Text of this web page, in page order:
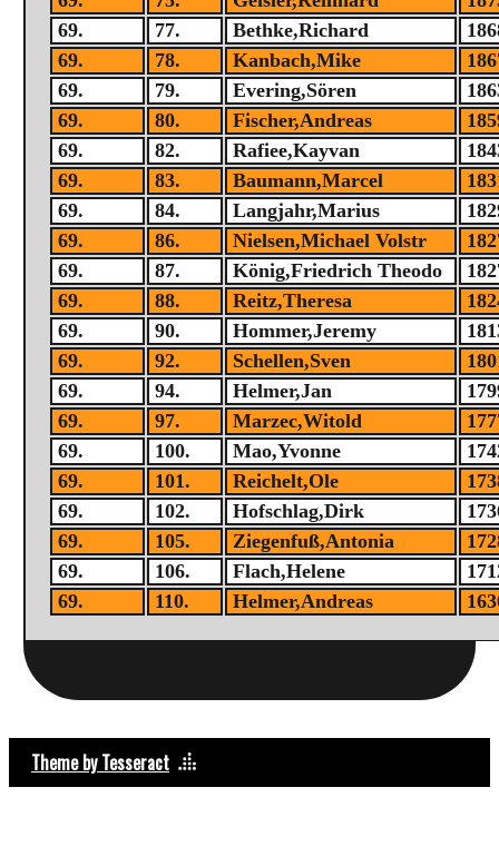
69.
77. Bethke,Richard
69.
78. Kanbach,Mike
69.
79. Evering,Sören
69.
80. Fischer,Andreas
69.
82. Rafiee,Kayvan
69.
83. Baumann,Marcel
69.
84. Langjahr,Marius
69.
86. Nielsen,Michael Volstr
69.
87. König,Friedrich Theodo
69.
88. Reitz,Theresa
69.
90. Hommer,Jeremy
69.
92. Schellen,Sven
69.
94. Helmer,Jan
69.
97. Marzec,Witold
69.
100. Mao,Yvonne
69.
101. Reichelt,Ole
69.
102. Hofschlag,Dirk
69.
105. Ziegenfuß,Antonia
69.
106. Flach,Helene
69.
110. Helmer,Andreas
Theme by Tesseract